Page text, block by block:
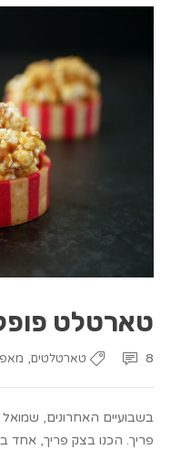
טארטלט
טארטלטים, 8
בשבועיים האחרונים,
פריך. הכנו בצק פריך, אחד